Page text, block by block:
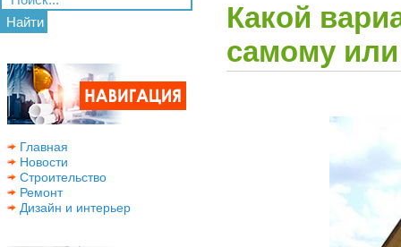
Найти
Главная
Новости
Строительство
Ремонт
Дизайн и интерьер
Какой
самому